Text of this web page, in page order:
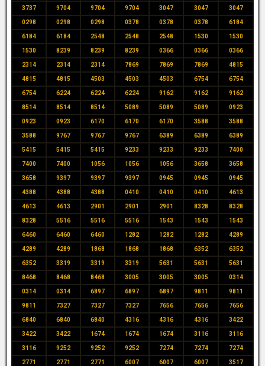
3737 9704 9704 9704 3047 3047 3047
0298 0298 0298 0378 0378 0378 6184
6184 6184 2548 2548 2548 1530 1530
1530 8239 8239 8239 0366 0366 0366
2314 2314 2314 7869 7869 7869 4815
4815 4815 4503 4503 4503 6754 6754
6754 6224 6224 6224 9162 9162 9162
8514 8514 8514 5089 5089 5089 0923
0923 0923 6170 6170 6170 3588 3588
3588 9767 9767 9767 6389 6389 6389
5415 5415 5415 9233 9233 9233 7400
7400 7400 1056 1056 1056 3658 3658
3658 9397 9397 9397 0945 0945 0945
4388 4388 4388 0410 0410 0410 4613
4613 4613 2901 2901 2901 8328 8328
8328 5516 5516 5516 1543 1543 1543
6460 6460 6460 1282 1282 1282 4289
4289 4289 1868 1868 1868 6352 6352
6352 3319 3319 3319 5631 5631 5631
8468 8468 8468 3005 3005 3005 0314
0314 0314 6897 6897 6897 9811 9811
9811 7327 7327 7327 7656 7656 7656
6840 6840 6840 4316 4316 4316 3422
3422 3422 1674 1674 1674 3116 3116
3116 9252 9252 9252 7274 7274 7274
2771 2771 2771 6007 6007 6007 3517